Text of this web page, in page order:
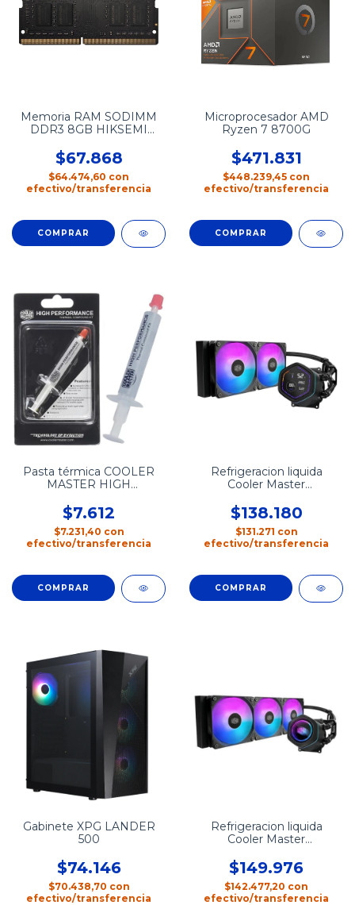
Memoria RAM SODIMM
DDR3 8GB HIKSEMI
$67.868
$64.474,60 con
efectivo/transferencia
Microprocesador AMD
Ryzen 7 8700G
$471.831
$448.239,45 con
efectivo/transferencia
Pasta térmica COOLER
MASTER HIGH
$7.612
$7.231,40 con
efectivo/transferencia
Refrigeracion liquida
Cooler Master
NEX DIGITAL 240
$138.180
$131.271 con
efectivo/transferencia
Gabinete XPG LANDER
500
$74.146
$70.438,70 con
efectivo/transferencia
Refrigeracion liquida
Cooler Master
NEX 360
$149.976
$142.477,20 con
efectivo/transferencia